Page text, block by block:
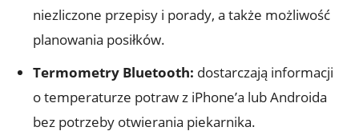
niezliczone przepisy i porady, a także możliwość
planowania posiłków.
Termometry Bluetooth: dostarczają informacji
o temperaturze potraw z iPhone’a lub Androida
bez potrzeby otwierania piekarnika.